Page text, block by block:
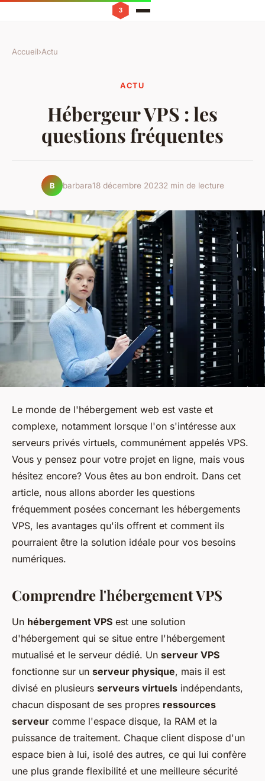
Accueil›Actu
ACTU
Hébergeur VPS : les
questions fréquentes
B barbara18 décembre 20232 min de lecture
Le monde de l'hébergement web est vaste et
complexe, notamment lorsque l'on s'intéresse aux
serveurs privés virtuels, communément appelés VPS.
Vous y pensez pour votre projet en ligne, mais vous
hésitez encore? Vous êtes au bon endroit. Dans cet
article, nous allons aborder les questions
fréquemment posées concernant les hébergements
VPS, les avantages qu'ils offrent et comment ils
pourraient être la solution idéale pour vos besoins
numériques.
Comprendre l'hébergement VPS
Un hébergement VPS est une solution
d'hébergement qui se situe entre l'hébergement
mutualisé et le serveur dédié. Un serveur VPS
fonctionne sur un serveur physique, mais il est
divisé en plusieurs serveurs virtuels indépendants,
chacun disposant de ses propres ressources
serveur comme l'espace disque, la RAM et la
puissance de traitement. Chaque client dispose d'un
espace bien à lui, isolé des autres, ce qui lui confère
une plus grande flexibilité et une meilleure sécurité